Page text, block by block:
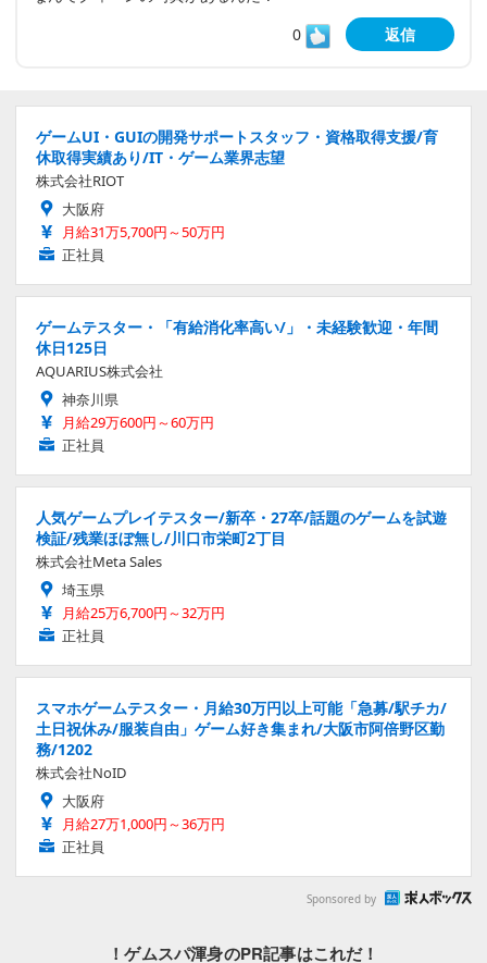
0
返信
ゲームUI・GUIの開発サポートスタッフ・資格取得支援/育
休取得実績あり/IT・ゲーム業界志望
株式会社RIOT
大阪府
月給31万5,700円～50万円
正社員
ゲームテスター・「有給消化率高い/」・未経験歓迎・年間
休日125日
AQUARIUS株式会社
神奈川県
月給29万600円～60万円
正社員
人気ゲームプレイテスター/新卒・27卒/話題のゲームを試遊
検証/残業ほぼ無し/川口市栄町2丁目
株式会社Meta Sales
埼玉県
月給25万6,700円～32万円
正社員
スマホゲームテスター・月給30万円以上可能「急募/駅チカ/
土日祝休み/服装自由」ゲーム好き集まれ/大阪市阿倍野区勤
務/1202
株式会社NoID
大阪府
月給27万1,000円～36万円
正社員
Sponsored by
！ゲムスパ渾身のPR記事はこれだ！